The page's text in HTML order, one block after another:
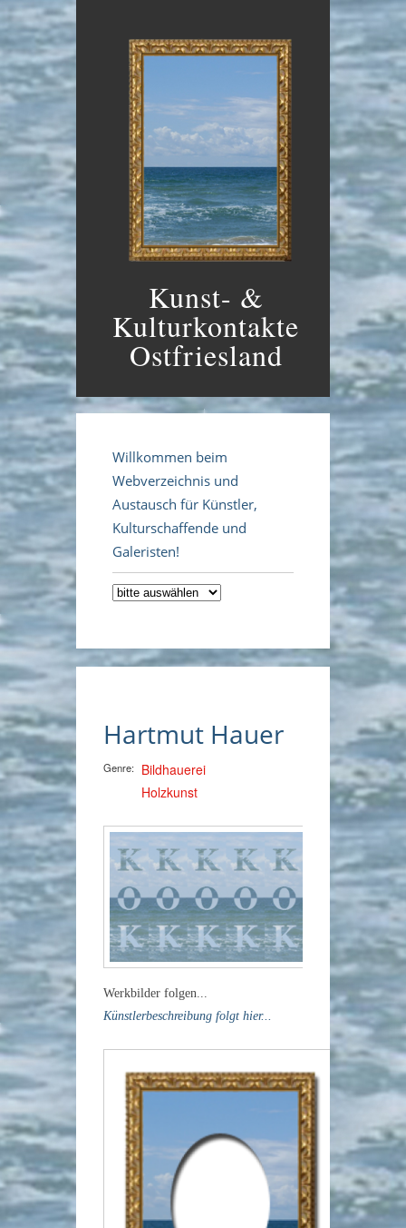
Kunst- &
Kulturkontakte
Ostfriesland
Willkommen beim
Webverzeichnis und
Austausch für Künstler,
Kulturschaffende und
Galeristen!
Hartmut Hauer
Genre: Bildhauerei
Holzkunst
Werkbilder folgen...
Künstlerbeschreibung folgt hier...